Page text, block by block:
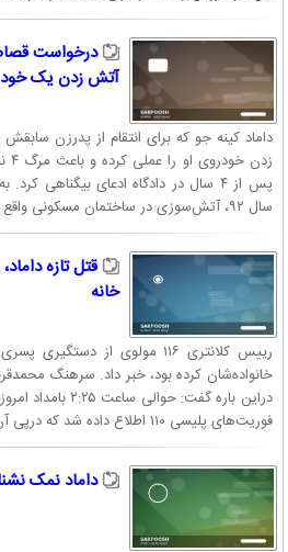
درخواست
آتش زدن یک خودرو
داماد کینه جو که برای انتقام از پدرزن
سال ۹۲، آتش‌سوزی در ساختمان مسکونی واقع در سعادت آباد به پلیس...
قتل تازه
خانه
خانواده‌شان کرده بود، خبر داد. سرهنگ
دراین باره گفت:
فوریت‌های پلیسی ۱۱۰ اطلاع داده شد که درپی آن عوامل...
داماد نمک